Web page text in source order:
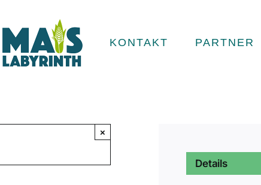
KONTAKT PARTNER
×
Details